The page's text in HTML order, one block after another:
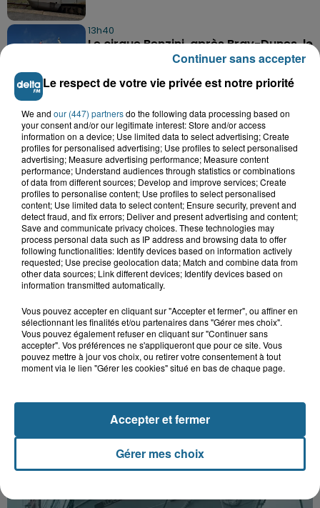
13h40
Le cirque Benzini, après Bray-Dunes, le
chapiteau et la polémique...
10h49
"J'ai pas envie de couler" : à Saint-
Omer, les Givrés du cornet se...
9h58
Une préparation très physique attend
les basketteurs de...
NOS AUTRES PODCASTS
Le respect de votre vie privée est notre priorité
We and our (447) partnersdo the following data processing based on
your consent and/or our legitimate interest: Store and/or access
information on a device; Use limited data to select advertising; Create
profiles for personalised advertising; Use profiles to select personalised
advertising; Measure advertising performance; Measure content
performance; Understand audiences through statistics or combinations
of data from different sources; Develop and improve services; Create
profiles to personalise content; Use profiles to select personalised
content; Use limited data to select content; Ensure security, prevent and
detect fraud, and fix errors; Deliver and present advertising and content;
Save and communicate privacy choices. These technologies may
process personal data such as IP address and browsing data to offer
following functionalities: Identify devices based on information actively
requested; Use precise geolocation data; Match and combine data from
other data sources; Link different devices; Identify devices based on
information transmitted automatically.
Vous pouvez accepter en cliquant sur "Accepter et fermer", ou affiner en
sélectionnant les finalités et/ou partenaires dans "Gérer mes choix".
Vous pouvez également refuser en cliquant sur "Continuer sans
accepter". Vos préférences ne s'appliqueront que pour ce site. Vous
pouvez mettre à jour vos choix, ou retirer votre consentement à tout
moment via le lien "Gérer les cookies" situé en bas de chaque page.
Gérer mes choix
Accepter et fermer
Continuer sans accepter